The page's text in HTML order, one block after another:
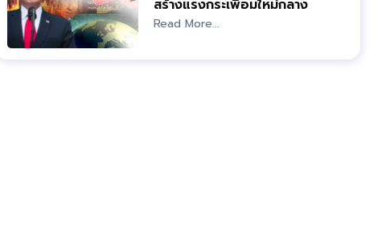
สร้างแรงกระเพื่อมใหม่กลาง
เศรษฐกิจโลก
Read More...